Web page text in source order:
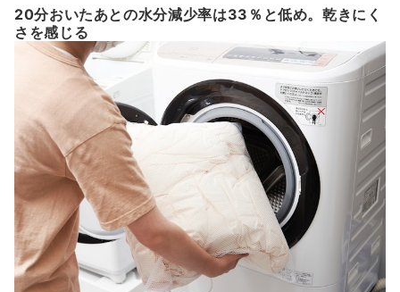
20分おいたあとの水分減少率は33％と低め。乾きにく
さを感じる